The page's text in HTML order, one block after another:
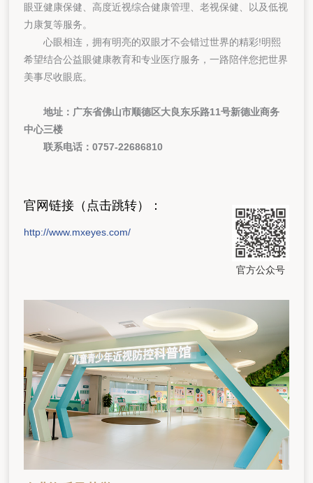
眼亚健康保健、高度近视综合健康管理、老视保健、以及低视
力康复等服务。
心眼相连，拥有明亮的双眼才不会错过世界的精彩!明熙
希望结合公益眼健康教育和专业医疗服务，一路陪伴您把世界
美事尽收眼底。
地址：广东省佛山市顺德区大良东乐路11号新德业商务
中心三楼
联系电话：0757-22686810
官网链接（点击跳转）：
http://www.mxeyes.com/
官方公众号